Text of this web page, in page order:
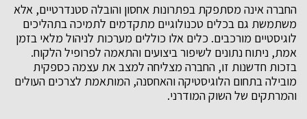
החברה אינה מסתפקת בפתרונות אחסון והובלה סטנדרטיים, אלא
משתמשת גם בכלים טכנולוגיים מתקדמים לתמיכה בתהליכים
לוגיסטיים מורכבים. כלים אלו כוללים מערכות לניהול מלאי בזמן
אמת, ניתוח נתונים לשיפור ביצועים והתאמה לפרופיל הלקוח.
בזכות חדשנות זו, החברה מצליחה למצב את עצמה כספקית
מובילה בתחום הלוגיסטיקה והאחסנה, המותאמת לצרכים העולים
והמרתקים של השוק המודרני.